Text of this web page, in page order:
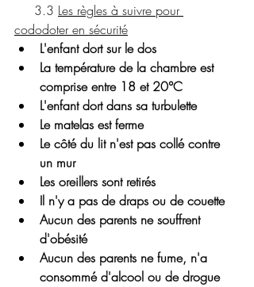
     3.3
Les règles à suivre pour
cododoter en sécurité
L'enfant dort sur le dos
La température de la chambre est
comprise entre 18 et 20°C
L'enfant dort dans sa turbulette
Le matelas est ferme
Le côté du lit n'est pas collé contre
un mur
Les oreillers sont retirés
Il n'y a pas de draps ou de couette
Aucun des parents ne souffrent
d'obésité
Aucun des parents ne fume, n'a
consommé d'alcool ou de drogue